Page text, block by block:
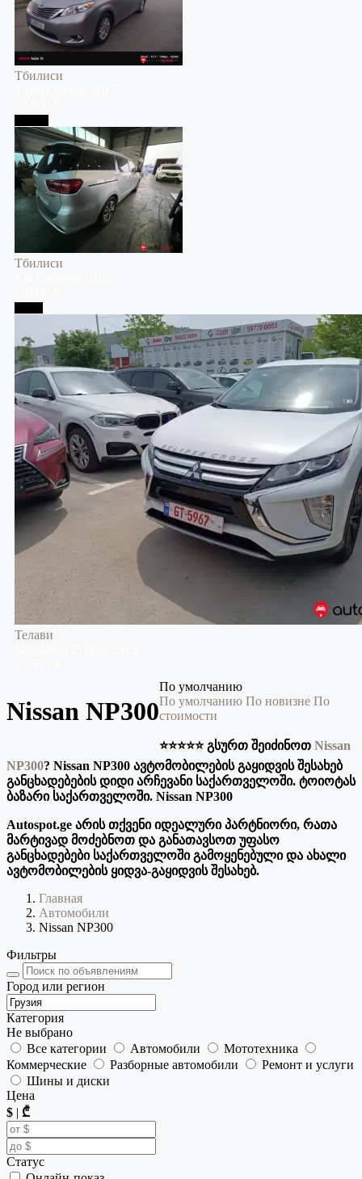
Тбилиси
Тбилиси
Телави
Nissan NP300
По умолчанию
По умолчанию По новизне По
стоимости
⭐️⭐️⭐️⭐️⭐️ გსურთ შეიძინოთ Nissan
NP300? Nissan NP300 ავტომობილების გაყიდვის შესახებ
განცხადებების დიდი არჩევანი საქართველოში. ტოიოტას
ბაზარი საქართველოში. Nissan NP300
Autospot.ge არის თქვენი იდეალური პარტნიორი, რათა
მარტივად მოძებნოთ და განათავსოთ უფასო
განცხადებები საქართველოში გამოყენებული და ახალი
ავტომობილების ყიდვა-გაყიდვის შესახებ.
Главная
Автомобили
Nissan NP300
Фильтры
Город или регион
Категория
Не выбрано
Все категории
Автомобили
Мототехника
Коммерческие
Разборные автомобили
Ремонт и услуги
Шины и диски
Цена
$ | ₾
Статус